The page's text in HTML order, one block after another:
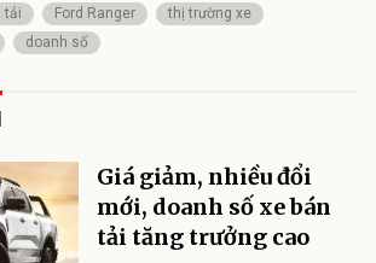
tải Ford Ranger
thị trường xe
doanh số
Giá giảm, nhiều đổi
mới, doanh số xe bán
tải tăng trưởng cao